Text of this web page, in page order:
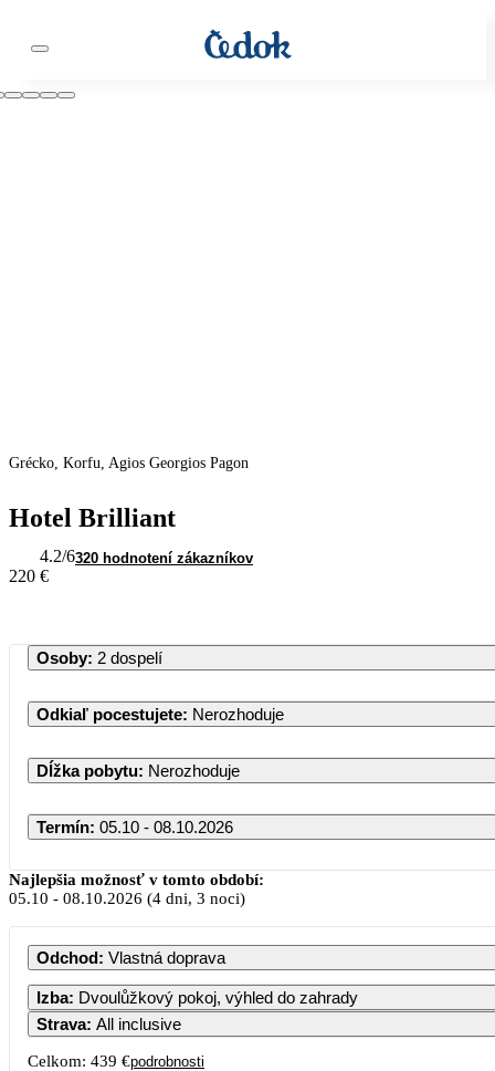
Grécko, Korfu, Agios Georgios Pagon
Hotel Brilliant
4.2/6320 hodnotení zákazníkov
220 €
Osoby: 2 dospelí
Odkiaľ pocestujete: Nerozhoduje
Dĺžka pobytu: Nerozhoduje
Termín: 05.10 - 08.10.2026
Október
PO UT ST ŠT
1
5 6 7 8
Najlepšia možnosť v tomto období:
05.10 - 08.10.2026 (4 dni, 3 noci)
Odchod: Vlastná doprava
Izba: Dvoulůžkový pokoj, výhled do zahrady
Strava: All inclusive
Celkom: 439 €podrobnosti